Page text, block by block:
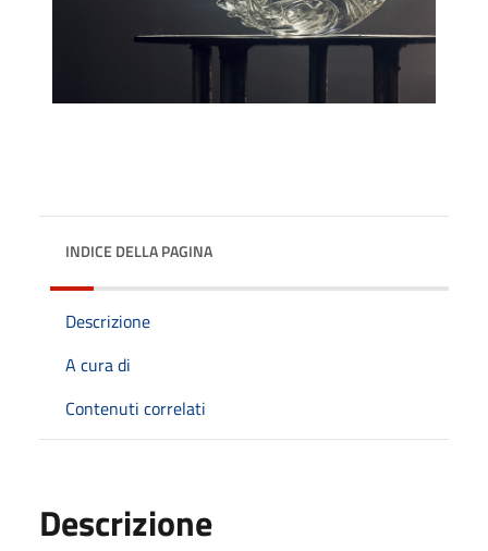
INDICE DELLA PAGINA
Descrizione
A cura di
Contenuti correlati
Descrizione